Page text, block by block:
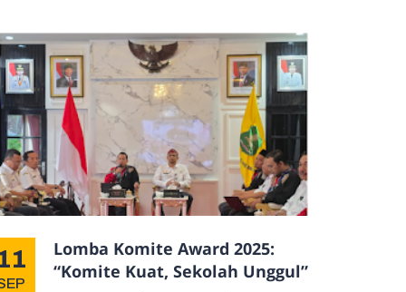
Lomba Komite Award 2025:
“Komite Kuat, Sekolah Unggul”